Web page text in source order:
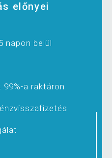
előnyei
napon belül
99%-a raktáron